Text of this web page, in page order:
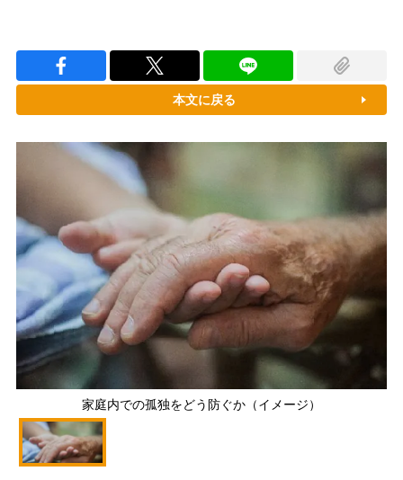
本文に戻る
家庭内での孤独をどう防ぐか（イメージ）